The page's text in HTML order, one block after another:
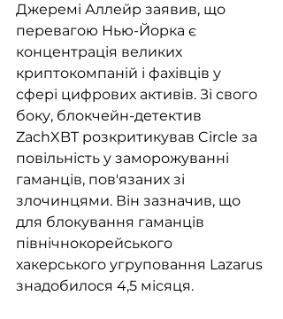
Джеремі Аллейр заявив, що
перевагою Нью-Йорка є
концентрація великих
криптокомпаній і фахівців у
сфері цифрових активів. Зі свого
боку, блокчейн-детектив
ZachXBT розкритикував Circle за
повільність у заморожуванні
гаманців, пов'язаних зі
злочинцями. Він зазначив, що
для блокування гаманців
північнокорейського
хакерського угруповання Lazarus
знадобилося 4,5 місяця.